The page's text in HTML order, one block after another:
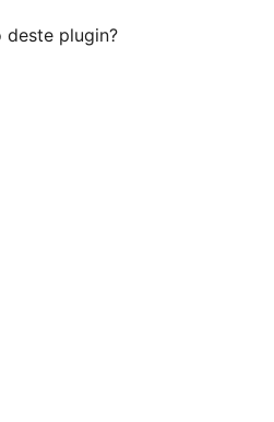
deste plugin?